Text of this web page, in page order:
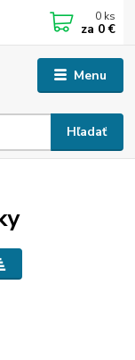
Menu
Hľadať
0 ks
za 0 €